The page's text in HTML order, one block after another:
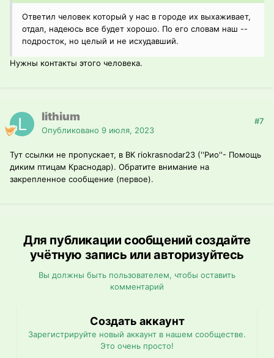
Ответил человек который у нас в городе их выхаживает,
отдал, надеюсь все будет хорошо. По его словам наш --
подросток, но целый и не исхудавший.
Нужны контакты этого человека.
lithium
Опубликовано 9 июля, 2023
#7
Тут ссылки не пропускает, в ВК riokrasnodar23 (''Рио''- Помощь
диким птицам Краснодар). Обратите внимание на
закрепленное сообщение (первое).
Для публикации сообщений создайте
учётную запись или авторизуйтесь
Вы должны быть пользователем, чтобы оставить
комментарий
Создать аккаунт
Зарегистрируйте новый аккаунт в нашем сообществе.
Это очень просто!